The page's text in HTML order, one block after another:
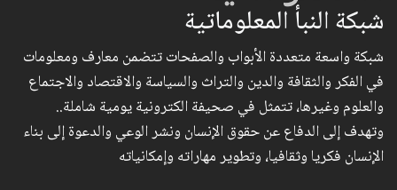
شبكة النبأ المعلوماتية
شبكة واسعة متعددة الأبواب والصفحات تتضمن معارف ومعلومات
في الفكر والثقافة والدين والتراث والسياسة والاقتصاد والاجتماع
والعلوم وغيرها، تتمثل في صحيفة الكترونية يومية شاملة..
وتهدف إلى الدفاع عن حقوق الإنسان ونشر الوعي والدعوة إلى بناء
الإنسان فكريا وثقافيا، وتطوير مهاراته وإمكانياته